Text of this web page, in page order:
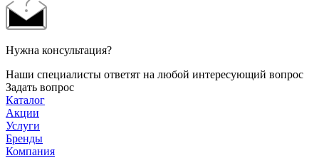
Нужна консультация?
Наши специалисты ответят на любой интересующий вопрос
Задать вопрос
Каталог
Акции
Услуги
Бренды
Компания